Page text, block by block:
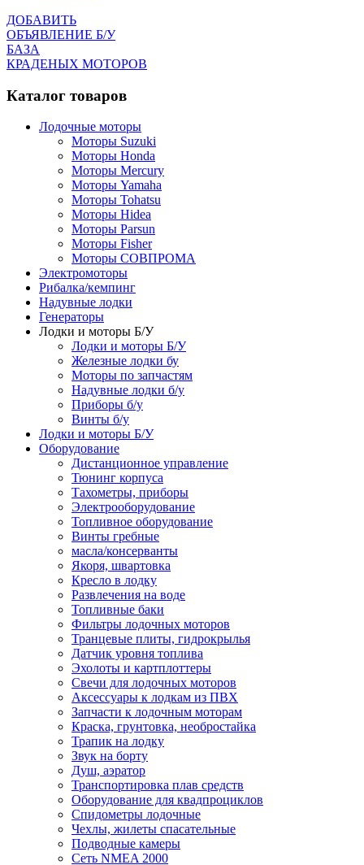
ДОБАВИТЬ
ОБЪЯВЛЕНИЕ Б/У
БАЗА
КРАДЕНЫХ МОТОРОВ
Каталог товаров
Лодочные моторы
Моторы Suzuki
Моторы Honda
Моторы Mercury
Моторы Yamaha
Моторы Tohatsu
Моторы Hidea
Моторы Parsun
Моторы Fisher
Моторы СОВПРОМА
Электромоторы
Рибалка/кемпинг
Надувные лодки
Генераторы
Лодки и моторы Б/У
Лодки и моторы Б/У
Железные лодки бу
Моторы по запчастям
Надувные лодки б/у
Приборы б/у
Винты б/у
Лодки и моторы Б/У
Оборудование
Дистанционное управление
Тюнинг корпуса
Тахометры, приборы
Электрооборудование
Топливное оборудование
Винты гребные
масла/консерванты
Якоря, швартовка
Кресло в лодку
Развлечения на воде
Топливные баки
Фильтры лодочных моторов
Транцевые плиты, гидрокрылья
Датчик уровня топлива
Эхолоты и картплоттеры
Cвечи для лодочных моторов
Аксессуары к лодкам из ПВХ
Запчасти к лодочным моторам
Краска, грунтовка, необростайка
Трапик на лодку
Звук на борту
Душ, аэратор
Транспортировка плав средств
Оборудование для квадпроциклов
Спидометры лодочные
Чехлы, жилеты спасательные
Подводные камеры
Сеть NMEA 2000